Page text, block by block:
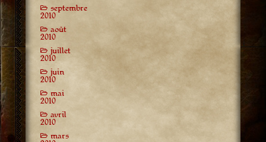
septembre
2010
août
2010
juillet
2010
juin
2010
mai
2010
avril
2010
mars